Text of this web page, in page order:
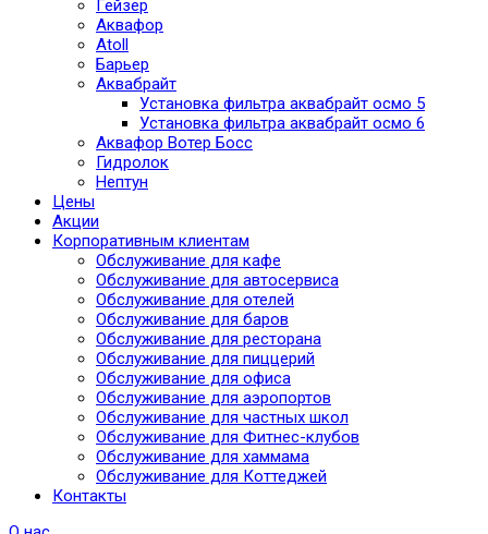
Гейзер
Аквафор
Atoll
Барьер
Аквабрайт
Установка фильтра аквабрайт осмо 5
Установка фильтра аквабрайт осмо 6
Аквафор Вотер Босс
Гидролок
Нептун
Цены
Акции
Корпоративным клиентам
Обслуживание для кафе
Обслуживание для автосервиса
Обслуживание для отелей
Обслуживание для баров
Обслуживание для ресторана
Обслуживание для пиццерий
Обслуживание для офиса
Обслуживание для аэропортов
Обслуживание для частных школ
Обслуживание для Фитнес-клубов
Обслуживание для хаммама
Обслуживание для Коттеджей
Контакты